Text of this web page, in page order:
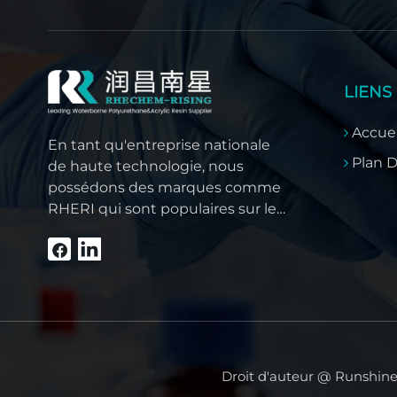
En tant qu'entreprise nationale
de haute technologie, nous
possédons des marques comme
RHERI qui sont populaires sur les
nos produits de haute qualité ont
LIENS
Plan
Droit d'auteur @